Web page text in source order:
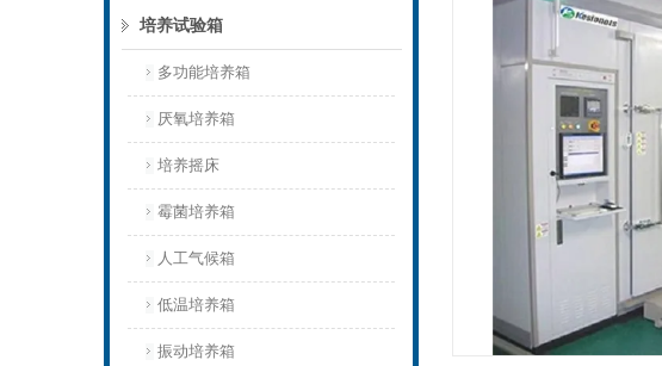
培养试验箱
多功能培养箱
厌氧培养箱
培养摇床
霉菌培养箱
人工气候箱
低温培养箱
振动培养箱